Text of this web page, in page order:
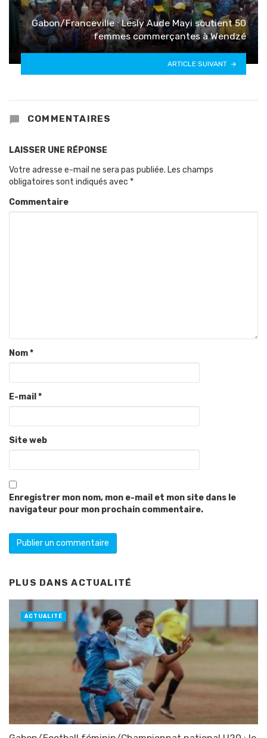
Gabon/Franceville : Lesly Aude Mayi soutient 50
femmes commerçantes à Wendzé
ARTICLE SUIVANT
COMMENTAIRES
LAISSER UNE RÉPONSE
Votre adresse e-mail ne sera pas publiée. Les champs
obligatoires sont indiqués avec *
Commentaire
Nom*
E-mail *
Site web
Enregistrer mon nom, mon e-mail et mon site dans le
navigateur pour mon prochain commentaire.
PLUS DANSACTUALITÉ
ACTUALITÉ